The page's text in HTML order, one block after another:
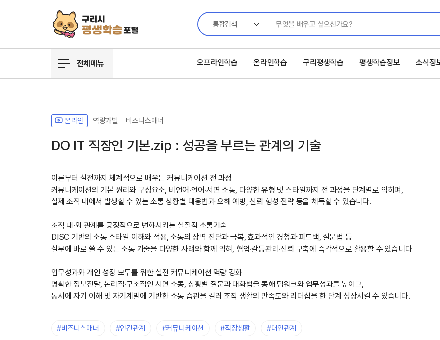
통합검색
전체메뉴 오프라인학습 온라인학습 구리평생학습 평생학습정보 소식정
온라인 역량개발 비즈니스매너
DO IT 직장인 기본.zip : 성공을 부르는 관계의 기술
이론부터 실전까지 체계적으로 배우는 커뮤니케이션 전 과정
커뮤니케이션의 기본 원리와 구성요소, 비언어·언어·서면 소통, 다양한 유형 및 스타일까지 전 과정을 단계별로 익히며,
실제 조직 내에서 발생할 수 있는 소통 상황별 대응법과 오해 예방, 신뢰 형성 전략 등을 체득할 수 있습니다.
조직 내·외 관계를 긍정적으로 변화시키는 실질적 소통기술
DISC 기반의 소통 스타일 이해와 적용, 소통의 장벽 진단과 극복, 효과적인 경청과 피드백, 질문법 등
실무에 바로 쓸 수 있는 소통 기술을 다양한 사례와 함께 익혀, 협업·갈등관리·신뢰 구축에 즉각적으로 활용할 수 있습니다.
업무성과와 개인 성장 모두를 위한 실전 커뮤니케이션 역량 강화
명확한 정보전달, 논리적·구조적인 서면 소통, 상황별 질문과 대화법을 통해 팀워크와 업무성과를 높이고,
동시에 자기 이해 및 자기계발에 기반한 소통 습관을 길러 조직 생활의 만족도와 리더십을 한 단계 성장시킬 수 있습니다.
#비즈니스매너 #인간관계 #커뮤니케이션 #직장생활 #대인관계